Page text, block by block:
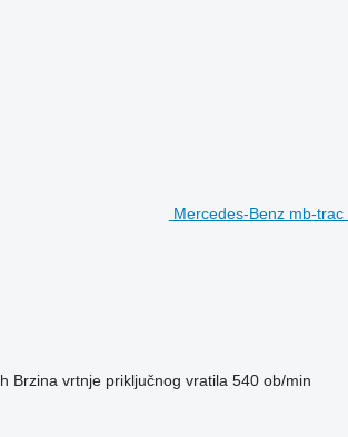
Mercedes-Benz mb-
Brzina vrtnje priključnog vratila 540 ob/min